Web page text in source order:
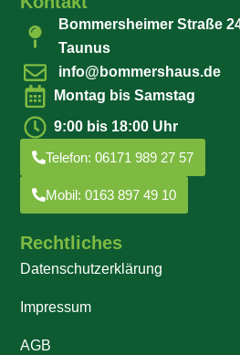
Rechtliches
Datenschutzerklärung
Impressum
AGB
Bommersheimer Straße
Taunus
info@bommershaus.de
Montag bis Samstag
9:00 bis 18:00 Uhr
Telefon: 06171 989 27 57
Mobil: 0163 897 49 10